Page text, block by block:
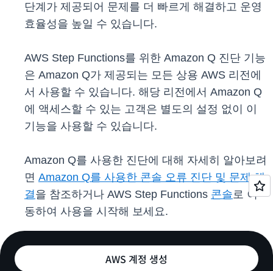
단계가 제공되어 문제를 더 빠르게 해결하고 운영
효율성을 높일 수 있습니다.
AWS Step Functions를 위한 Amazon Q 진단 기능
은 Amazon Q가 제공되는 모든 상용 AWS 리전에
서 사용할 수 있습니다. 해당 리전에서 Amazon Q
에 액세스할 수 있는 고객은 별도의 설정 없이 이
기능을 사용할 수 있습니다.
Amazon Q를 사용한 진단에 대해 자세히 알아보려
면 Amazon Q를 사용한 콘솔 오류 진단 및 문제 해
결 을 참조하거나 AWS Step Functions 콘솔로 이
동하여 사용을 시작해 보세요.
AWS 계정 생성